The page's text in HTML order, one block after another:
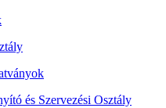
és Szervezési Osztály